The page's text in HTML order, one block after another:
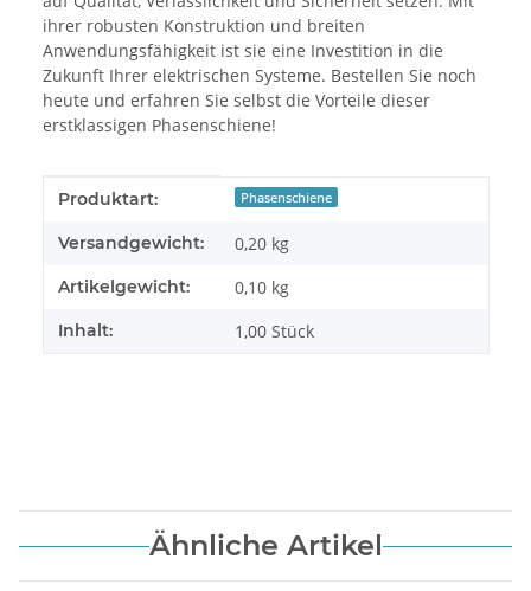
ihrer robusten Konstruktion und breiten
Anwendungsfähigkeit ist sie eine Investition in die
Zukunft Ihrer elektrischen Systeme. Bestellen Sie noch
heute und erfahren Sie selbst die Vorteile dieser
erstklassigen Phasenschiene!
Produkteigenschaft
Wert
Produktart: Phasenschiene
Versandgewicht: 0,20 kg
Artikelgewicht: 0,10 kg
Inhalt: 1,00 Stück
Ähnliche Artikel